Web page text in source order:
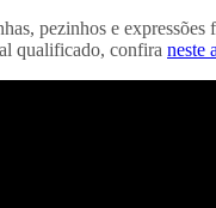
pezinhos e
qualificado, confira neste